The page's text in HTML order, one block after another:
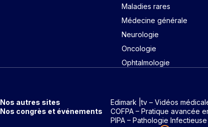
Maladies rares
Médecine générale
Neurologie
Oncologie
Ophtalmologie
Nos autres sites Edimark |tv – Vidéos
Nos congrès et événements
COFPA – Pratique avancée
PIPA – Pathologie